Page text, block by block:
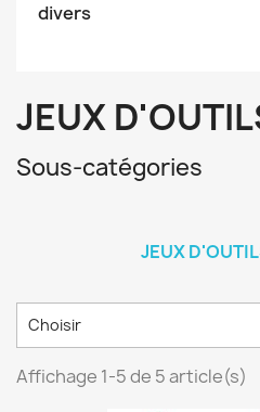
divers
JEUX
Sous-catégories
JEUX
Choisir
Affichage 1-5 de 5 article(s)